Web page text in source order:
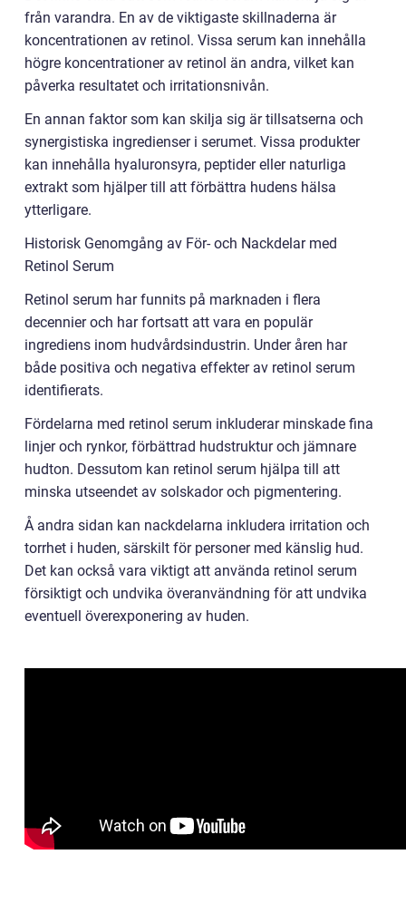
från varandra. En av de viktigaste skillnaderna är
koncentrationen av retinol. Vissa serum kan innehålla
högre koncentrationer av retinol än andra, vilket kan
påverka resultatet och irritationsnivån.
En annan faktor som kan skilja sig är tillsatserna och
synergistiska ingredienser i serumet. Vissa produkter
kan innehålla hyaluronsyra, peptider eller naturliga
extrakt som hjälper till att förbättra hudens hälsa
ytterligare.
Historisk Genomgång av För- och Nackdelar med
Retinol Serum
Retinol serum har funnits på marknaden i flera
decennier och har fortsatt att vara en populär
ingrediens inom hudvårdsindustrin. Under åren har
både positiva och negativa effekter av retinol serum
identifierats.
Fördelarna med retinol serum inkluderar minskade fina
linjer och rynkor, förbättrad hudstruktur och jämnare
hudton. Dessutom kan retinol serum hjälpa till att
minska utseendet av solskador och pigmentering.
Å andra sidan kan nackdelarna inkludera irritation och
torrhet i huden, särskilt för personer med känslig hud.
Det kan också vara viktigt att använda retinol serum
försiktigt och undvika överanvändning för att undvika
eventuell överexponering av huden.